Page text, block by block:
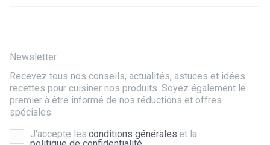
Newsletter
Recevez tous nos conseils, actualités, astuces et idées
recettes pour cuisiner nos produits. Soyez également le
premier à être informé de nos réductions et offres
spéciales.
J'accepte les conditions générales et la